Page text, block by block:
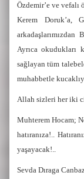
Özdemir’e ve
Kerem Doruk’a,
Ayrıca okudukları
sağlayan tüm
muhabbetle
Allah sizleri her iki
Muhterem Hocam;
hatıranıza!..
yaşayacak!..
Sevda Dıraga